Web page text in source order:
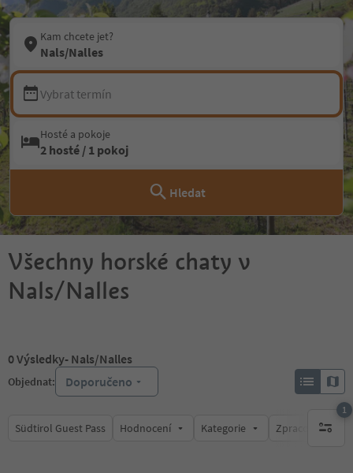
Kam chcete jet?
Nals/Nalles
Vybrat termín
Hosté a pokoje
2 hosté / 1 pokoj
Hledat
Všechny horské chaty v
Nals/Nalles
0Výsledky- Nals/Nalles
Objednat: Doporučeno
Südtirol Guest Pass Hodnocení Kategorie Zpracovává
1
1